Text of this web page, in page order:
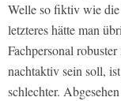
Welle so fiktiv wie die
letzteres hätte man
Fachpersonal
nachtaktiv sein soll,
schlechter.